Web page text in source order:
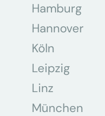
Hamburg
Hannover
Köln
Leipzig
Linz
München